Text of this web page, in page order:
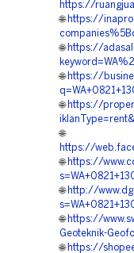
https://
🌐 https://
🌐 https://
🌐 https://
🌐 https://
🌐
https://
🌐 https://
🌐 http://
🌐 https://
Geoteknik-
🌐 https://